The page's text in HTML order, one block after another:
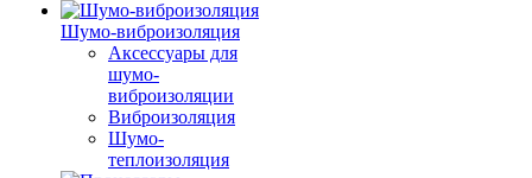
Шумо-виброизоляция
Аксессуары для
шумо-
виброизоляции
Виброизоляция
Шумо-
теплоизоляция